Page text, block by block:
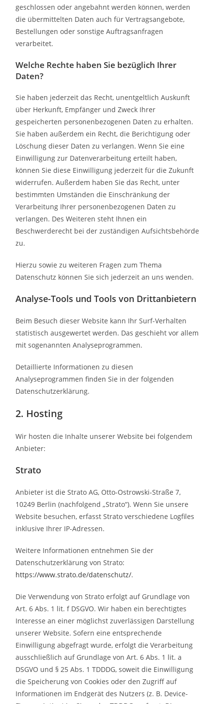
geschlossen oder angebahnt werden können, werden
die übermittelten Daten auch für Vertragsangebote,
Bestellungen oder sonstige Auftragsanfragen
verarbeitet.
Welche Rechte haben Sie bezüglich Ihrer
Daten?
Sie haben jederzeit das Recht, unentgeltlich Auskunft
über Herkunft, Empfänger und Zweck Ihrer
gespeicherten personenbezogenen Daten zu erhalten.
Sie haben außerdem ein Recht, die Berichtigung oder
Löschung dieser Daten zu verlangen. Wenn Sie eine
Einwilligung zur Datenverarbeitung erteilt haben,
können Sie diese Einwilligung jederzeit für die Zukunft
widerrufen. Außerdem haben Sie das Recht, unter
bestimmten Umständen die Einschränkung der
Verarbeitung Ihrer personenbezogenen Daten zu
verlangen. Des Weiteren steht Ihnen ein
Beschwerderecht bei der zuständigen Aufsichtsbehörde
zu.
Hierzu sowie zu weiteren Fragen zum Thema
Datenschutz können Sie sich jederzeit an uns wenden.
Analyse-Tools und Tools von Dritt­anbietern
Beim Besuch dieser Website kann Ihr Surf-Verhalten
statistisch ausgewertet werden. Das geschieht vor allem
mit sogenannten Analyseprogrammen.
Detaillierte Informationen zu diesen
Analyseprogrammen finden Sie in der folgenden
Datenschutzerklärung.
2. Hosting
Wir hosten die Inhalte unserer Website bei folgendem
Anbieter:
Strato
Anbieter ist die Strato AG, Otto-Ostrowski-Straße 7,
10249 Berlin (nachfolgend „Strato“). Wenn Sie unsere
Website besuchen, erfasst Strato verschiedene Logfiles
inklusive Ihrer IP-Adressen.
Weitere Informationen entnehmen Sie der
Datenschutzerklärung von Strato:
https://www.strato.de/datenschutz/.
Die Verwendung von Strato erfolgt auf Grundlage von
Art. 6 Abs. 1 lit. f DSGVO. Wir haben ein berechtigtes
Interesse an einer möglichst zuverlässigen Darstellung
unserer Website. Sofern eine entsprechende
Einwilligung abgefragt wurde, erfolgt die Verarbeitung
ausschließlich auf Grundlage von Art. 6 Abs. 1 lit. a
DSGVO und § 25 Abs. 1 TDDDG, soweit die Einwilligung
die Speicherung von Cookies oder den Zugriff auf
Informationen im Endgerät des Nutzers (z. B. Device-